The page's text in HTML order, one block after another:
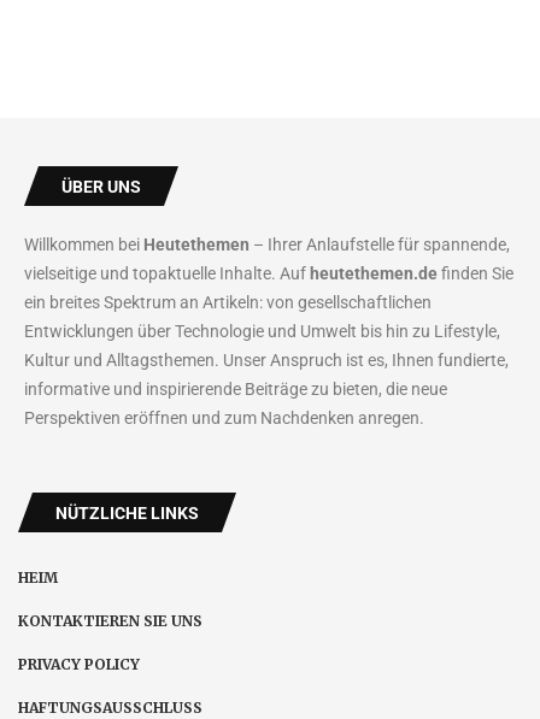
ÜBER UNS
Willkommen bei Heutethemen – Ihrer Anlaufstelle für spannende,
vielseitige und topaktuelle Inhalte. Aufheutethemen.definden Sie
ein breites Spektrum an Artikeln: von gesellschaftlichen
Entwicklungen über Technologie und Umwelt bis hin zu Lifestyle,
Kultur und Alltagsthemen. Unser Anspruch ist es, Ihnen fundierte,
informative und inspirierende Beiträge zu bieten, die neue
Perspektiven eröffnen und zum Nachdenken anregen.
NÜTZLICHE LINKS
HEIM
KONTAKTIEREN SIE UNS
PRIVACY POLICY
HAFTUNGSAUSSCHLUSS